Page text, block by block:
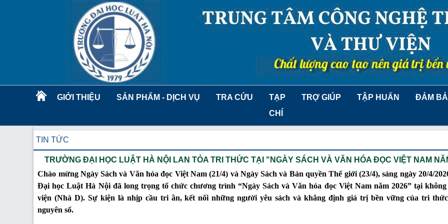
GIỚI THIỆU SẢN PHẨM - DỊCH VỤ TRA CỨU
TẠP
CHÍ
TRỢ GIÚP TẬP HUẤN ĐẢM
TIN TỨC
TRƯỜNG ĐẠI HỌC LUẬT HÀ NỘI LAN TỎA TRI THỨC TẠI "NGÀY SÁCH VÀ VĂN HÓA ĐỌC VIỆT NAM
Chào mừng Ngày Sách và Văn hóa đọc Việt Nam (21/4) và Ngày Sách và Bản quyền Thế giới (23/4), sáng ngày 20/4/
Đại học Luật Hà Nội đã long trọng tổ chức chương trình “Ngày Sách và Văn hóa đọc Việt Nam năm 2026” tại
viện (Nhà D). Sự kiện là nhịp cầu tri ân, kết nối những người yêu sách và khẳng định giá trị bền vững của tri
nguyên số.